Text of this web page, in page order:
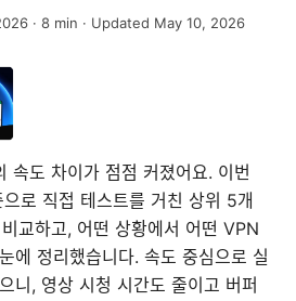
· 8 min · Updated May 10, 2026
속도 차이가 점점 커졌어요. 이번
로 직접 테스트를 거친 상위 5개
교하고, 어떤 상황에서 어떤 VPN
에 정리했습니다. 속도 중심으로 실
니, 영상 시청 시간도 줄이고 버퍼